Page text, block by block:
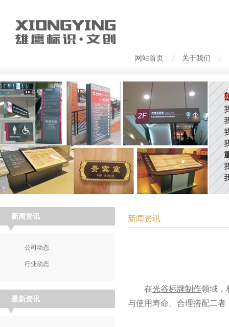
网站首页 关于我们
新闻资讯
在光谷标牌制作领域，
与使用寿命。合理搭配二
新闻资讯
公司动态
行业动态
最新资讯